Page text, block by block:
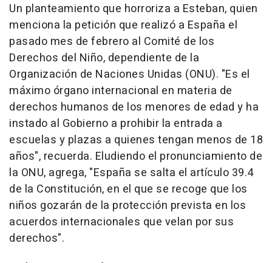
Un planteamiento que horroriza a Esteban, quien
menciona la petición que realizó a España el
pasado mes de febrero al Comité de los
Derechos del Niño, dependiente de la
Organización de Naciones Unidas (ONU). "Es el
máximo órgano internacional en materia de
derechos humanos de los menores de edad y ha
instado al Gobierno a prohibir la entrada a
escuelas y plazas a quienes tengan menos de 18
años", recuerda. Eludiendo el pronunciamiento de
la ONU, agrega, "España se salta el artículo 39.4
de la Constitución, en el que se recoge que los
niños gozarán de la protección prevista en los
acuerdos internacionales que velan por sus
derechos".